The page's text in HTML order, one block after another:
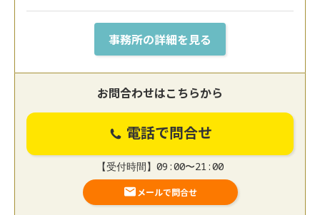
事務所の詳細を見る
お問合わせはこちらから
電話で問合せ
【受付時間】09:00〜21:00
メールで問合せ